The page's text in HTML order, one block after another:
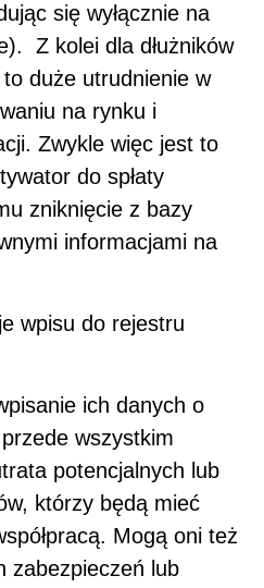
się wyłącznie na
Z kolei dla dłużników
duże utrudnienie w
na rynku i
Zwykle więc jest to
do spłaty
zniknięcie z bazy
informacjami na
wpisu do rejestru
ich danych o
wszystkim
potencjalnych lub
którzy będą mieć
Mogą oni też
zabezpieczeń lub